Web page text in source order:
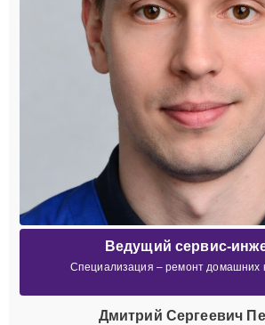
Ведущий сервис-
Специализация – ремонт домашних
Дмитрий Сергеевич